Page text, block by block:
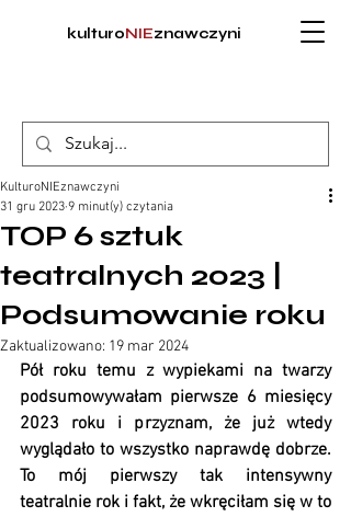
kulturoNIEznawczyni
TOP 6 sztuk
teatralnych 2023 |
Podsumowanie roku
KulturoNIEznawczyni
31 gru 2023 9 minut(y) czytania
Zaktualizowano: 19 mar 2024
Pół roku temu z wypiekami na twarzy
podsumowywałam pierwsze 6 miesięcy
2023 roku i przyznam, że już wtedy
wyglądało to wszystko naprawdę dobrze.
To mój pierwszy tak intensywny
teatralnie rok i fakt, że wkręciłam się w to